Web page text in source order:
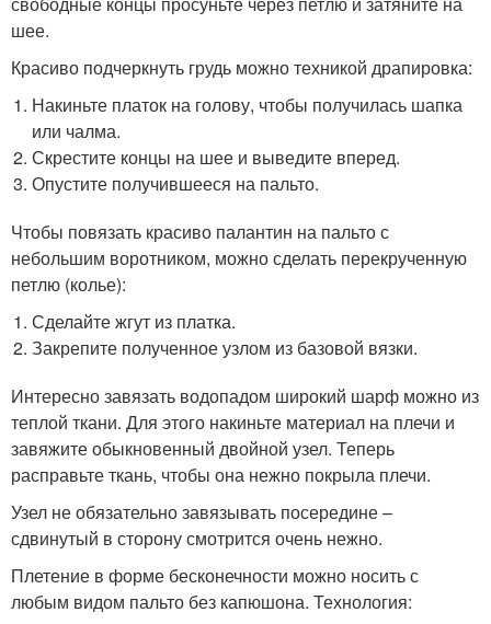
шее.
Красиво подчеркнуть грудь можно техникой драпировка:
Накиньте платок на голову, чтобы получилась шапка
или чалма.
Скрестите концы на шее и выведите вперед.
Опустите получившееся на пальто.
Чтобы повязать красиво палантин на пальто с
небольшим воротником, можно сделать перекрученную
петлю (колье):
Сделайте жгут из платка.
Закрепите полученное узлом из базовой вязки.
Интересно завязать водопадом широкий шарф можно из
теплой ткани. Для этого накиньте материал на плечи и
завяжите обыкновенный двойной узел. Теперь
расправьте ткань, чтобы она нежно покрыла плечи.
Узел не обязательно завязывать посередине –
сдвинутый в сторону смотрится очень нежно.
Плетение в форме бесконечности можно носить с
любым видом пальто без капюшона. Технология: